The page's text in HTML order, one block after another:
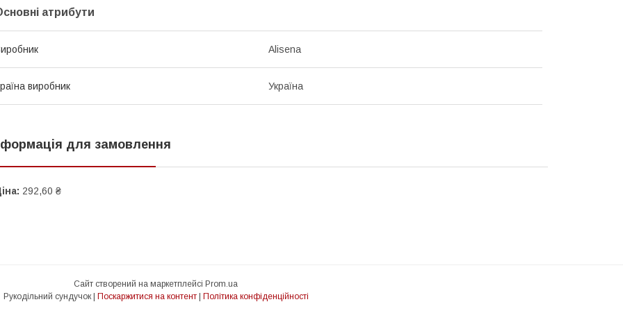
атрибути
Alisena
виробник Україна
для замовлення
292,60 ₴
Сайт створений на маркетплейсі Prom.ua
Поскаржитися на контент Політика конфіденційності